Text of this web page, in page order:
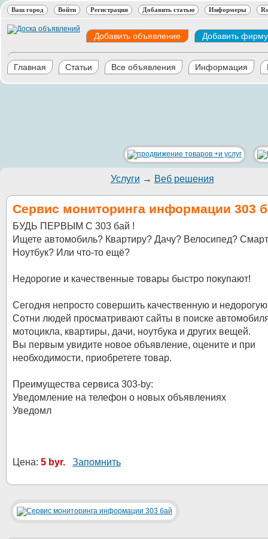
Ваш город Войти Регистрация Добавить статью Информеры
Добавить объявление Добавить фирму
Главная Статьи Все объявления Информация
Услуги → Веб решения
Сервис мониторинга информации 303
БУДЬ ПЕРВЫМ С 303 бай !
Ищете автомобиль? Квартиру? Дачу? Велосипед?
Ноутбук? Или что-то ещё?
Недорогие и качественные товары быстро покупают!
Сегодня непросто совершить качественную и недорогую
Сотни людей просматривают сайты в поиске
мотоцикла, квартиры, дачи, ноутбука и других вещей.
Вы первым увидите новое объявление, оцените и при
необходимости, приобретете товар.
Преимущества сервиса 303-by:
Уведомление на телефон о новых объявлениях
Уведомл
Цена: 5 byr. Запомнить